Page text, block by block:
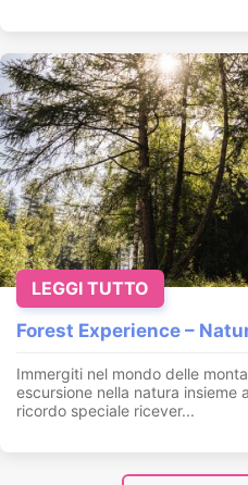
Forest Experience –
Immergiti nel mondo delle
escursione nella natura insieme
ricordo speciale ricever...
LEGGI TUTTO